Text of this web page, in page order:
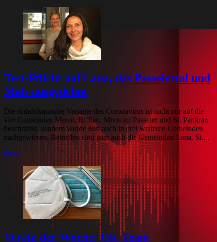
Test-Pflicht auf Lana, das Passeiertal und
Mals ausgedehnt
Die südafrikanische Variante des Coronavirus ist nicht nur auf die
vier Gemeinden Meran, Riffian, Moos im Passeier und St. Pankraz
beschränkt, sondern wurde nun auch in drei weiteren Gemeinden
nachgewiesen. Betroffen sind jetzt auch die Gemeinden Lana, St....
mehr
Verein der Woche: OK Team